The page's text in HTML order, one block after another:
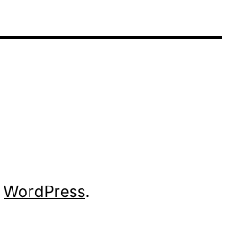
WordPress.